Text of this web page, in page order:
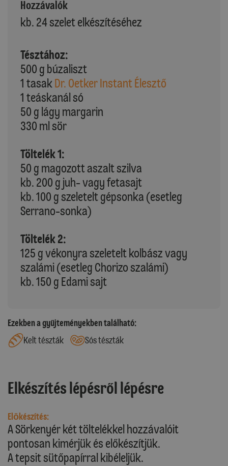
Hozzávalók
kb. 24 szelet elkészítéséhez
Tésztához:
500 g búzaliszt
1 tasak Dr. Oetker Instant Élesztő
1 teáskanál só
50 g lágy margarin
330 ml sör
Töltelék 1:
50 g magozott aszalt szilva
kb. 200 g juh- vagy fetasajt
kb. 100 g szeletelt gépsonka (esetleg
Serrano-sonka)
Töltelék 2:
125 g vékonyra szeletelt kolbász vagy
szalámi (esetleg Chorizo szalámi)
kb. 150 g Edami sajt
Ezekben a gyűjteményekben található:
Kelt tészták
Sós tészták
Elkészítés lépésről lépésre
Elōkészítés:
A Sörkenyér két töltelékkel hozzávalóit
pontosan kimérjük és előkészítjük.
A tepsit sütőpapírral kibéleljük.